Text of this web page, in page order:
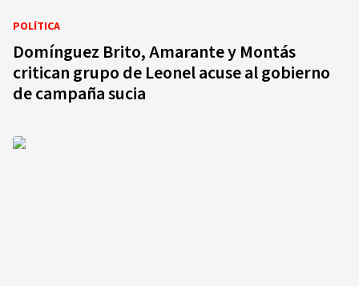
POLÍTICA
Domínguez Brito, Amarante y Montás
critican grupo de Leonel acuse al gobierno
de campaña sucia